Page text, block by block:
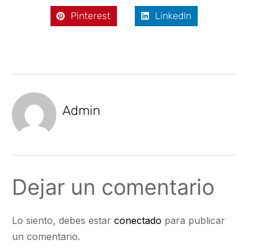
Pinterest LinkedIn
Admin
Dejar un comentario
Lo siento, debes estar conectado para publicar
un comentario.